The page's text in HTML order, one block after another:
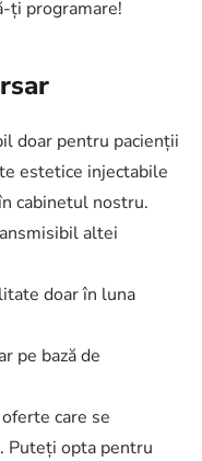
ți programare!
doar pentru pacienții
estetice injectabile
cabinetul nostru.
altei
doar în luna
pe bază de
care se
Puteți opta pentru